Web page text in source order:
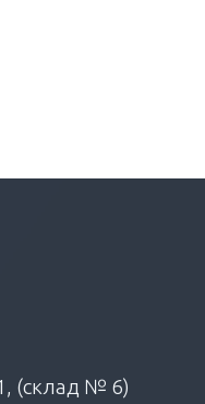
(склад № 6)